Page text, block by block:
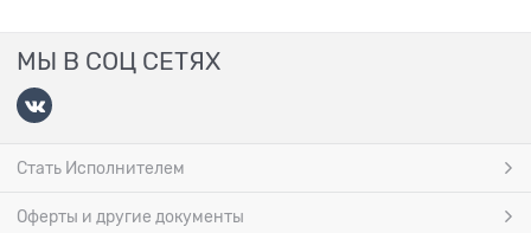
МЫ В СОЦ СЕТЯХ
Стать Исполнителем
Оферты и другие документы